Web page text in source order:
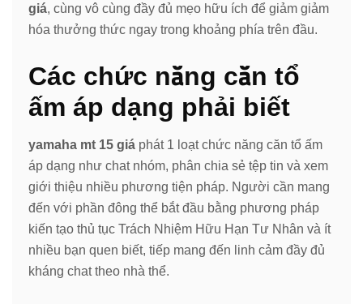
giá, cùng vô cùng đầy đủ mẹo hữu ích để giảm giảm
hóa thưởng thức ngay trong khoảng phía trên đầu.
Các chức năng căn tổ
ấm áp dạng phải biết
yamaha mt 15 giá phát 1 loạt chức năng căn tổ ấm
áp dạng như chat nhóm, phân chia sẻ tệp tin và xem
giới thiệu nhiều phương tiện pháp. Người cần mang
đến với phần đông thể bắt đầu bằng phương pháp
kiến tạo thủ tục Trách Nhiệm Hữu Hạn Tư Nhân và ít
nhiều bạn quen biết, tiếp mang đến linh cảm đầy đủ
kháng chat theo nhà thể.